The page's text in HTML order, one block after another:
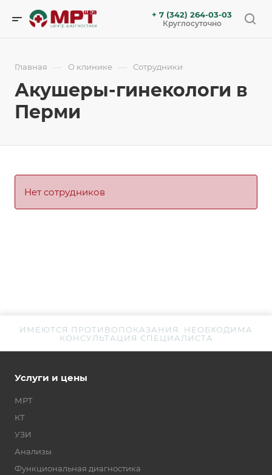
+ 7 (342) 264-03-03
Круглосуточно
Главная — О клинике — Сотрудники
Акушеры-гинекологи в
Перми
Нет сотрудников
ИМЕЮТСЯ ПРОТИВОПОКАЗАНИЯ. НЕОБХОДИМА
КОНСУЛЬТАЦИЯ СПЕЦИАЛИСТА
Услуги и цены
МРТ
КТ
УЗИ
Анализы
Функциональная диагностика